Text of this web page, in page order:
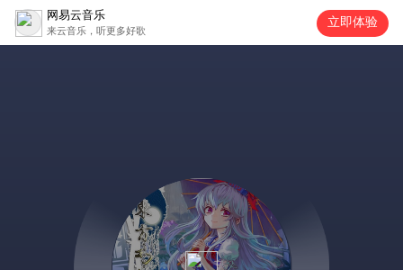
网易云音乐
来云音乐，听更多好歌
立即体验